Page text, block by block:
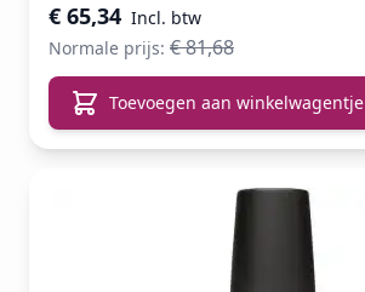
€ 65,34
Normale prijs: € 81,68
Toevoegen aan winkelwagentje